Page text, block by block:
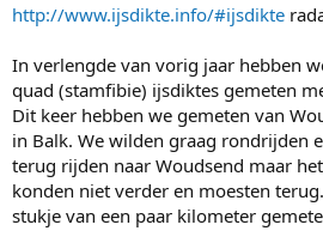
r
r
u
http://www.ijsdikte.info/#ijsdikte
In verlengde van vorig jaar hebben
quad (stamfibie) ijsdiktes gemeten
Dit keer hebben we gemeten van
in Balk. We wilden graag rondrijden
terug rijden naar Woudsend maar
konden niet verder en moesten
stukje van een paar kilometer